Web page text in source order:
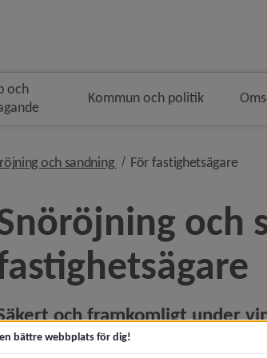
och
Kommun och politik
och sandning nivå i
För fastighetsägarenivå
båt, flyg och tåg
och
och framkomligt under
snön börjar falla är det viktigt med bra
bättre webbplats för dig!